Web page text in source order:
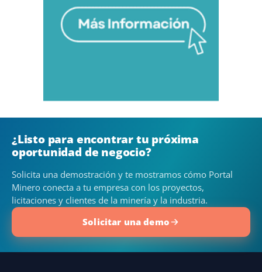
¿Listo para encontrar tu próxima
oportunidad de negocio?
Solicita una demostración y te mostramos cómo Portal
Minero conecta a tu empresa con los proyectos,
licitaciones y clientes de la minería y la industria.
Solicitar una demo